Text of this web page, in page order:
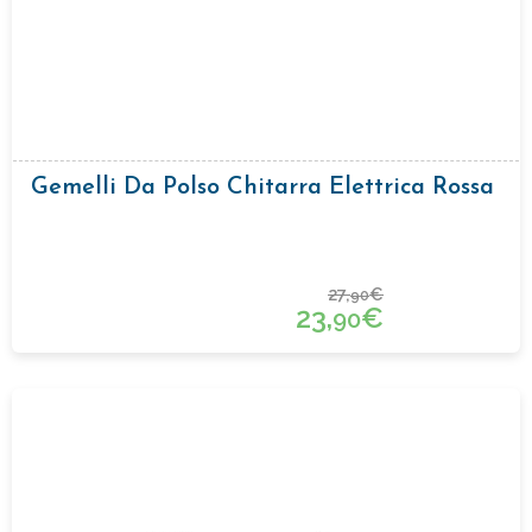
Gemelli Da Polso Chitarra Elettrica Rossa
27,90€
23,90€